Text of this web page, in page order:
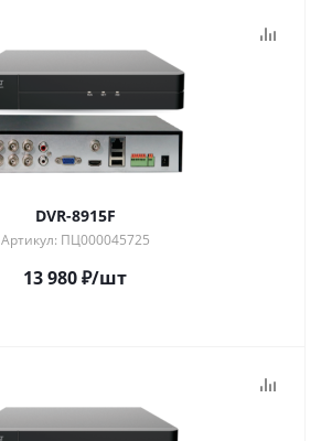
DVR-8915F
Артикул: ПЦ000045725
13 980₽/шт